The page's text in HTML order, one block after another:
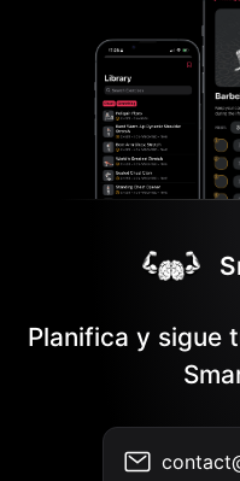
Planifica y sigue